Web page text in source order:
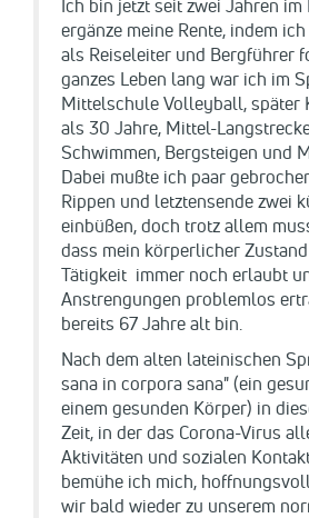
Ich bin jetzt seit zwei Jahren im
ergänze meine Rente, indem
als Reiseleiter und Bergführer
ganzes Leben lang war ich im
Mittelschule Volleyball, später
als 30 Jahre, Mittel-
Schwimmen, Bergsteigen und
Dabei mußte ich paar
Rippen und letztensende zwei
einbüßen, doch trotz allem
dass mein körperlicher
Tätigkeit immer noch erlaubt
Anstrengungen problemlos
bereits 67 Jahre alt bin.
Nach dem alten lateinischen
sana in corpora sana" (ein
einem gesunden Körper) in
Zeit, in der das Corona-Virus
Aktivitäten und sozialen
bemühe ich mich,
wir bald wieder zu unserem